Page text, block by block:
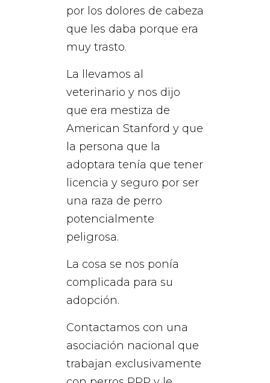
por los dolores de cabeza
que les daba porque era
muy trasto.
La llevamos al
veterinario y nos dijo
que era mestiza de
American Stanford y que
la persona que la
adoptara tenía que tener
licencia y seguro por ser
una raza de perro
potencialmente
peligrosa.
La cosa se nos ponía
complicada para su
adopción.
Contactamos con una
asociación nacional que
trabajan exclusivamente